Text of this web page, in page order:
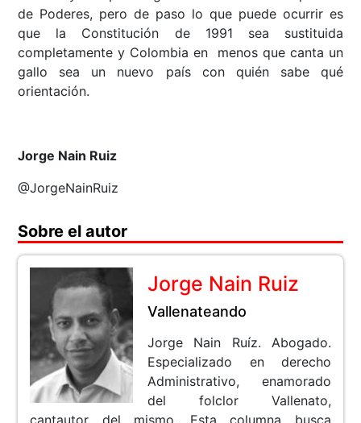
de Poderes, pero de paso lo que puede ocurrir es
que la Constitución de 1991 sea sustituida
completamente y Colombia en menos que canta un
gallo sea un nuevo país con quién sabe qué
orientación.
Jorge Nain Ruiz
@JorgeNainRuiz
Sobre el autor
Jorge Nain Ruiz
Vallenateando
Jorge Nain Ruíz. Abogado.
Especializado en derecho
Administrativo, enamorado
del folclor Vallenato,